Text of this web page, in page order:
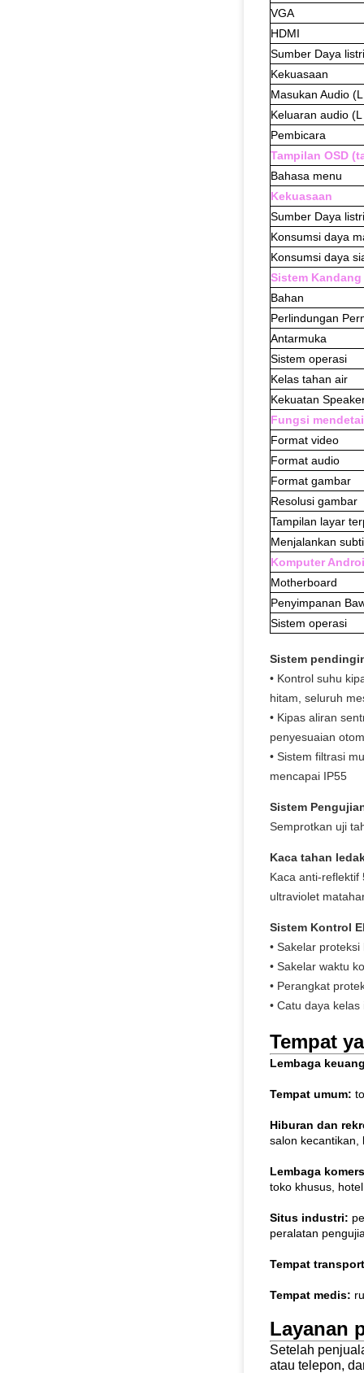
VGA
HDMI
Sumber Daya
Kekuasaan
Masukan Audio
Keluaran audio
Pembicara
Tampilan OSD
Bahasa menu
Kekuasaan
Sumber Daya
Konsumsi daya
Konsumsi daya
Sistem Kandang
Bahan
Perlindungan
Antarmuka
Sistem operasi
Kelas tahan air
Kekuatan
Fungsi
Format video
Format audio
Format gambar
Resolusi gambar
Tampilan layar
Menjalankan
Komputer
Motherboard
Penyimpanan
Sistem operasi
Sistem
• Kontrol suhu
hitam, seluruh
• Kipas aliran
penyesuaian
• Sistem filtrasi
mencapai IP55
Sistem
Semprotkan uji
Kaca tahan
Kaca anti-reflektif
ultraviolet
Sistem Kontrol
• Sakelar
• Sakelar waktu
• Perangkat
• Catu daya
Tempat
Lembaga
Tempat umum:
Hiburan dan
salon kecantikan,
Lembaga
toko khusus,
Situs industri:
peralatan
Tempat
Tempat medis:
Layanan
Setelah
atau telepon,